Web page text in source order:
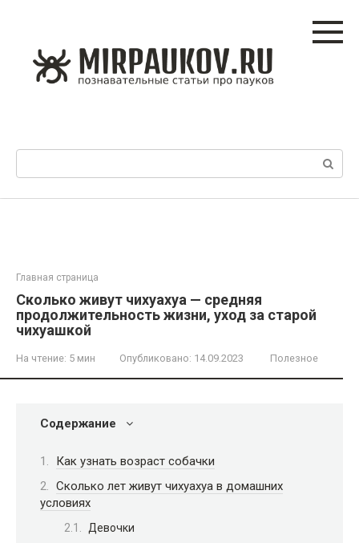
Главная страница
Сколько живут чихуахуа — средняя
продолжительность жизни, уход за старой
чихуашкой
На чтение: 5 мин Опубликовано: 14.09.2023 Полезное
Содержание
Как узнать возраст собачки
Сколько лет живут чихуахуа в домашних
условиях
Девочки